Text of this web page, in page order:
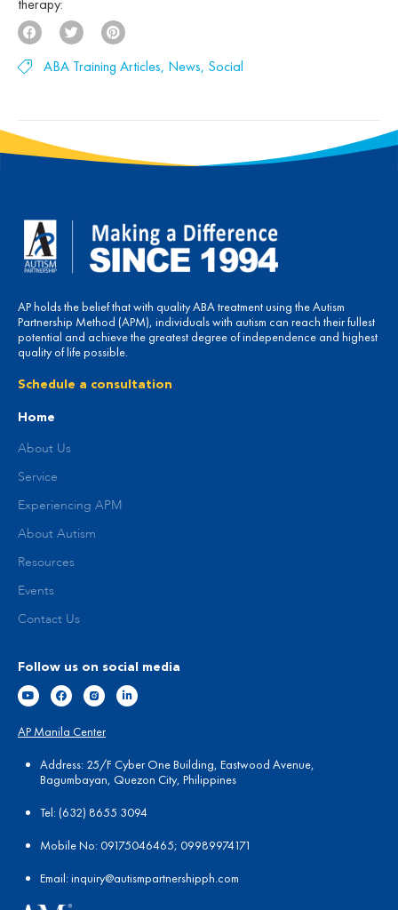
ABA Training Articles, News, Social
AP holds the belief that with quality ABA treatment using the Autism
Partnership Method (APM), individuals with autism can reach their fullest
potential and achieve the greatest degree of independence and highest
quality of life possible.
Schedule a consultation
Home
About Us
Service
Experiencing APM
About Autism
Resources
Events
Contact Us
Follow us on social media
AP Manila Center
Address: 25/F Cyber One Building, Eastwood Avenue,
Bagumbayan, Quezon City, Philippines
Tel: (632) 8655 3094
Mobile No: 09175046465; 09989974171
Email:inquiry@autismpartnershipph.com